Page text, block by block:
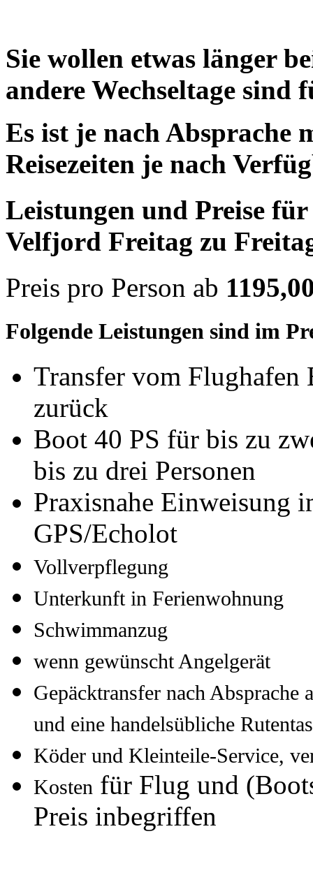
Sie wollen etwas länger
andere Wechseltage sind
Es ist je nach Absprache
Reisezeiten je nach
Leistungen und Preise
Velfjord Freitag zu
Preis pro Person ab
Folgende Leistungen sind im
Transfer vom Flughafen
zurück
Boot 40 PS für bis zu
bis zu drei Personen
Praxisnahe Einweisung
GPS/Echolot
Vollverpflegung
Unterkunft in Ferienwohnung
Schwimmanzug
wenn gewünscht Angelgerät
Gepäcktransfer nach
und eine handelsübliche
Köder und Kleinteile-Service,
Kosten für Flug und
Preis inbegriffen